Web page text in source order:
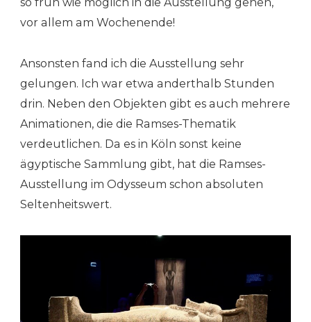
vor allem am Wochenende!
Ansonsten fand ich die Ausstellung sehr
gelungen. Ich war etwa anderthalb Stunden
drin. Neben den Objekten gibt es auch mehrere
Animationen, die die Ramses-Thematik
verdeutlichen. Da es in Köln sonst keine
ägyptische Sammlung gibt, hat die Ramses-
Ausstellung im Odysseum schon absoluten
Seltenheitswert.